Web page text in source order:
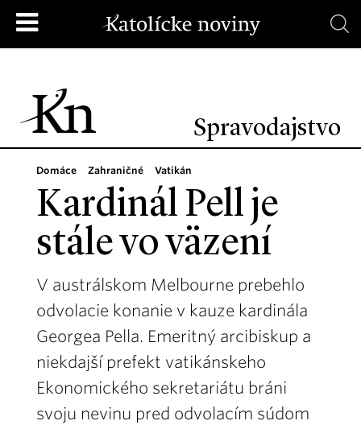
Spravodajstvo
Domáce Zahraničné Vatikán
Kardinál Pell je
stále vo väzení
V austrálskom Melbourne prebehlo
odvolacie konanie v kauze kardinála
Georgea Pella. Emeritný arcibiskup a
niekdajší prefekt vatikánskeho
Ekonomického sekretariátu bráni
svoju nevinu pred odvolacím súdom